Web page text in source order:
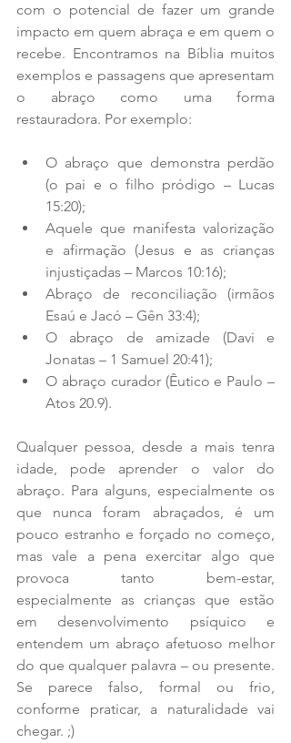
com o potencial de fazer um grande
impacto em quem abraça e em quem o
recebe. Encontramos na Bíblia muitos
exemplos e passagens que apresentam
o abraço como uma forma
restauradora. Por exemplo:
O abraço que demonstra perdão
(o pai e o filho pródigo – Lucas
15:20);
Aquele que manifesta valorização
e afirmação (Jesus e as crianças
injustiçadas – Marcos 10:16);
Abraço de reconciliação (irmãos
Esaú e Jacó – Gên 33:4);
O abraço de amizade (Davi e
Jonatas – 1 Samuel 20:41);
O abraço curador (Êutico e Paulo –
Atos 20.9).
Qualquer pessoa, desde a mais tenra
idade, pode aprender o valor do
abraço. Para alguns, especialmente os
que nunca foram abraçados, é um
pouco estranho e forçado no começo,
mas vale a pena exercitar algo que
provoca tanto bem-estar,
especialmente as crianças que estão
em desenvolvimento psíquico e
entendem um abraço afetuoso melhor
do que qualquer palavra – ou presente.
Se parece falso, formal ou frio,
conforme praticar, a naturalidade vai
chegar. ;)